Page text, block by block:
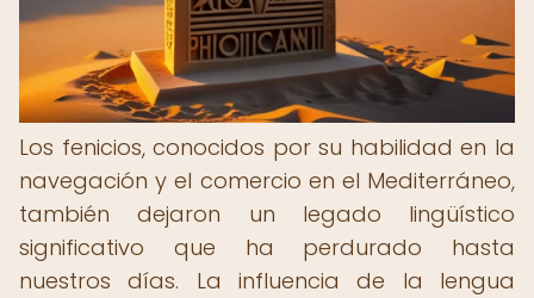
Los fenicios, conocidos por su habilidad en la
navegación y el comercio en el Mediterráneo,
también dejaron un legado lingüístico
significativo que ha perdurado hasta
nuestros días. La influencia de la lengua